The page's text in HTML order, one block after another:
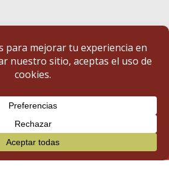
| Diputación de Badajoz